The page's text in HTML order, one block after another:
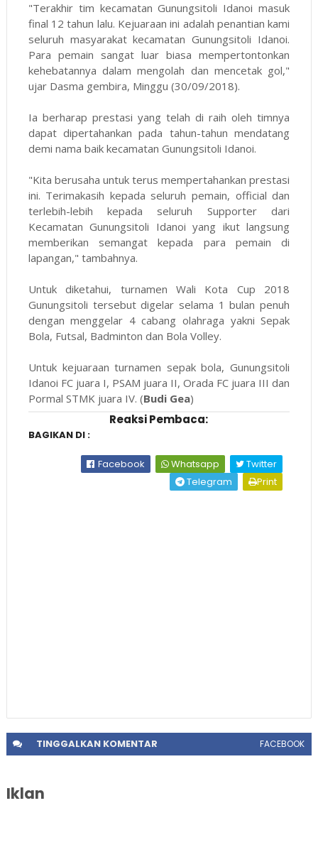
"Terakhir tim kecamatan Gunungsitoli Idanoi masuk
final 12 tahun lalu. Kejuaraan ini adalah penantian kami
seluruh masyarakat kecamatan Gunungsitoli Idanoi.
Para pemain sangat luar biasa mempertontonkan
kehebatannya dalam mengolah dan mencetak gol,"
ujar Dasma gembira, Minggu (30/09/2018).
Ia berharap prestasi yang telah di raih oleh timnya
dapat dipertahankan pada tahun-tahun mendatang
demi nama baik kecamatan Gunungsitoli Idanoi.
"Kita berusaha untuk terus mempertahankan prestasi
ini. Terimakasih kepada seluruh pemain, official dan
terlebih-lebih kepada seluruh Supporter dari
Kecamatan Gunungsitoli Idanoi yang ikut langsung
memberikan semangat kepada para pemain di
lapangan," tambahnya.
Untuk diketahui, turnamen Wali Kota Cup 2018
Gunungsitoli tersebut digelar selama 1 bulan penuh
dengan menggelar 4 cabang olahraga yakni Sepak
Bola, Futsal, Badminton dan Bola Volley.
Untuk kejuaraan turnamen sepak bola, Gunungsitoli
Idanoi FC juara I, PSAM juara II, Orada FC juara III dan
Pormal STMK juara IV. (Budi Gea)
Reaksi Pembaca:
BAGIKAN DI :
Facebook Whatsapp
Twitter
Telegram
Print
TINGGALKANKOMENTAR FACEBOOK
Iklan